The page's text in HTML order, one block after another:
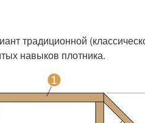
традиционной
навыков плотника.